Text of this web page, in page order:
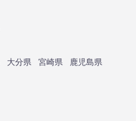
大分県 宮崎県
鹿児島県